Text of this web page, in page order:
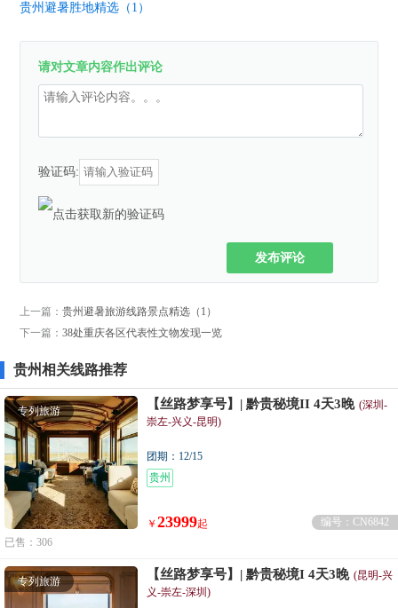
贵州避暑胜地精选（1）
请对文章内容作出评论
验证码:
发布评论
上一篇：贵州避暑旅游线路景点精选（1）
下一篇：38处重庆各区代表性文物发现一览
贵州相关线路推荐
专列旅游 【丝路梦享号】| 黔贵秘境II 4天3晚 (深圳-
崇左-兴义-昆明)
团期：12/15
贵州
￥ 23999起
编号：CN6842
已售：306
专列旅游 【丝路梦享号】| 黔贵秘境I 4天3晚 (昆明-兴
义-崇左-深圳)